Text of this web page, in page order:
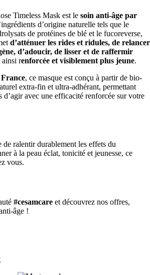
Timeless Mask est lesoin anti-âge par
d’origine naturelle tels que le
de protéines de blé et le fucoreverse,
d’atténuer les rides et ridules, de relancer
d’adoucir, de lisser et de raffermir
ainsi renforcée et visiblement plus jeune.
, ce masque est conçu à partir de bio-
extra-fin et ultra-adhérant, permettant
d’agir avec une efficacité renforcée sur votre
ralentir durablement les effets du
à la peau éclat, tonicité et jeunesse, ce
vous.
#cesamcare et découvrez nos offres,
âge !